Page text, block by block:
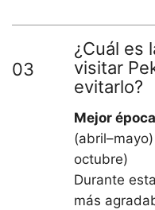
03
¿Cuál es
visitar
evitarlo?
Mejor
octubre)
Durante
más